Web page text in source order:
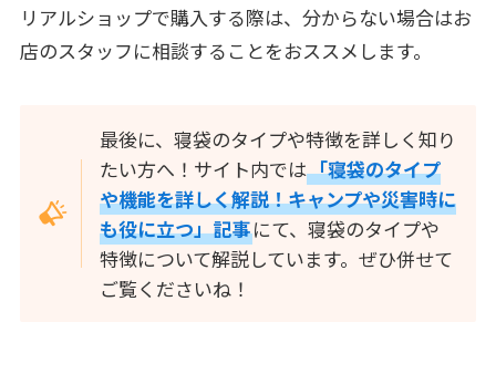
リアルショップで購入する際は、分からない場合はお
店のスタッフに相談することをおススメします。
最後に、寝袋のタイプや特徴を詳しく知り
たい方へ！サイト内では「寝袋のタイプ
や機能を詳しく解説！キャンプや災害時に
も役に立つ」記事にて、寝袋のタイプや
特徴について解説しています。ぜひ併せて
ご覧くださいね！